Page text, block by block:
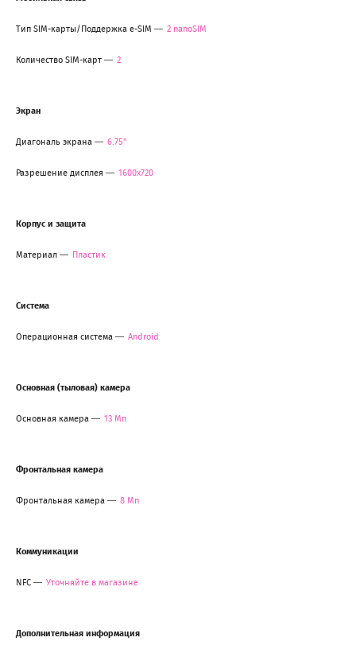
Тип SIM-карты/Поддержка e-SIM 2 nanoSIM
Количество SIM-карт 2
Экран
Диагональ экрана 6.75"
Разрешение дисплея 1600x720
Корпус и защита
Материал Пластик
Система
Операционная система Android
Основная (тыловая) камера
Основная камера 13 Мп
Фронтальная камера
Фронтальная камера 8 Мп
Коммуникации
NFC Уточняйте в магазине
Дополнительная информация